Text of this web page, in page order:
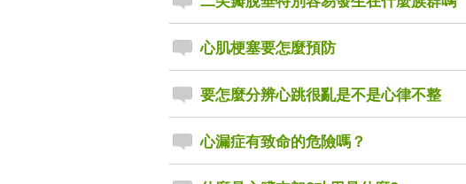
心肌梗塞要怎麼預防
要怎麼分辨心跳很亂是不是心律不整
心漏症有致命的危險嗎？